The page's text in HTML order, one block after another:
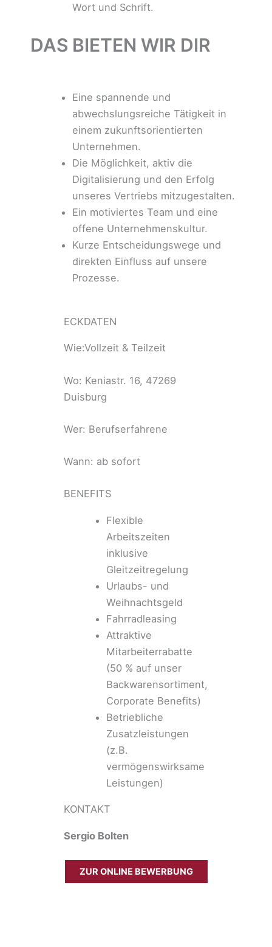
Wort und Schrift.
DAS BIETEN WIR DIR
Eine spannende und
abwechslungsreiche Tätigkeit in
einem zukunftsorientierten
Unternehmen.
Die Möglichkeit, aktiv die
Digitalisierung und den Erfolg
unseres Vertriebs mitzugestalten.
Ein motiviertes Team und eine
offene Unternehmenskultur.
Kurze Entscheidungswege und
direkten Einfluss auf unsere
Prozesse.
ECKDATEN
Wie:Vollzeit & Teilzeit
Wo: Keniastr. 16, 47269
Duisburg
Wer: Berufserfahrene
Wann: ab sofort
BENEFITS
Flexible
Arbeitszeiten
inklusive
Gleitzeitregelung
Urlaubs- und
Weihnachtsgeld
Fahrradleasing
Attraktive
Mitarbeiterrabatte
(50 % auf unser
Backwarensortiment,
Corporate Benefits)
Betriebliche
Zusatzleistungen
(z.B.
vermögenswirksame
Leistungen)
KONTAKT
Sergio Bolten
ZUR ONLINE BEWERBUNG